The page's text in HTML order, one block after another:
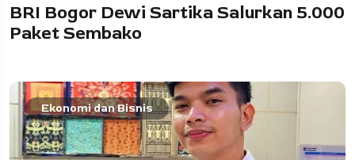
BRI Bogor Dewi Sartika Salurkan 5.000
Paket Sembako
Ekonomi dan Bisnis